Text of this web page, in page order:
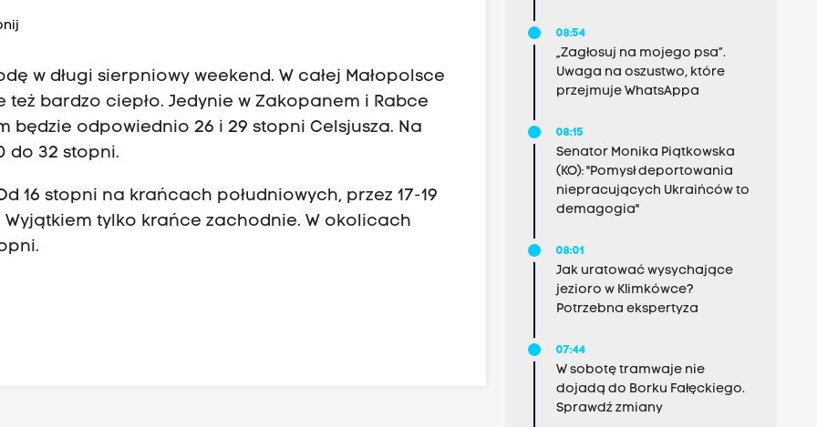
w długi sierpniowy weekend. W całej Małopolsce
bardzo ciepło. Jedynie w Zakopanem i Rabce
będzie odpowiednio 26 i 29 stopni Celsjusza. Na
do 32 stopni.
16 stopni na krańcach południowych, przez 17-19
Wyjątkiem tylko krańce zachodnie. W okolicach
08:54
„Zagłosuj na mojego psa”.
Uwaga na oszustwo, które
przejmuje WhatsAppa
08:15
Senator Monika Piątkowska
(KO): "Pomysł deportowania
niepracujących Ukraińców to
demagogia"
08:01
Jak uratować wysychające
jezioro w Klimkówce?
Potrzebna ekspertyza
07:44
W sobotę tramwaje nie
dojadą do Borku Fałęckiego.
Sprawdź zmiany